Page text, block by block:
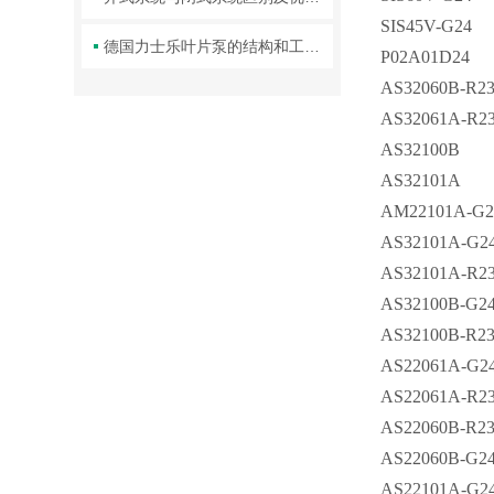
SIS45V-G24
P02A01D24
AS32060B-
AS32061A-
AS32100B
AS32101A
AM22101A-
AS32101A-
AS32101A-
AS32100B-
AS32100B-
AS22061A-
AS22061A-
AS22060B-
AS22060B-
AS22101A-